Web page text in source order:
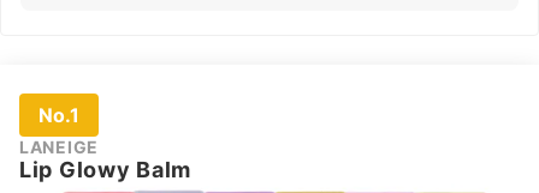
No.1
LANEIGE
Lip Glowy Balm